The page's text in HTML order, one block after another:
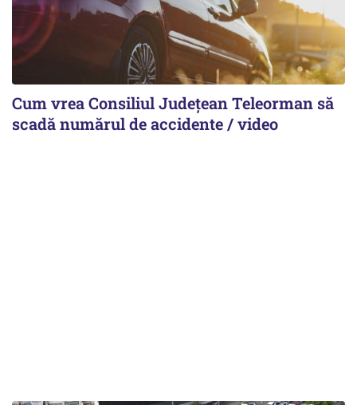
Cum vrea Consiliul Județean Teleorman să
scadă numărul de accidente / video